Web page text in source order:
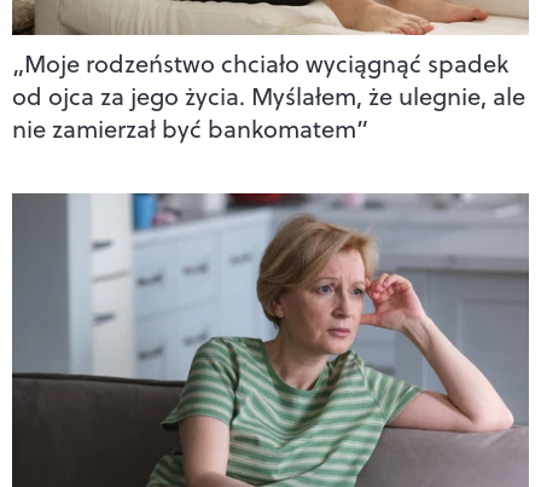
„Moje rodzeństwo chciało wyciągnąć spadek
od ojca za jego życia. Myślałem, że ulegnie, ale
nie zamierzał być bankomatem”